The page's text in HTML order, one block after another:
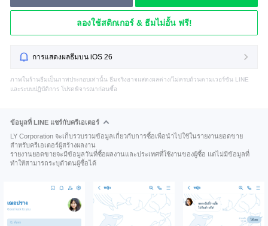
ลองใช้สติกเกอร์ & ธีมไม่อั้น ฟรี!
การแสดงผลธีมบน iOS 26
ภาพในร้านธีมเป็นภาพประกอบเท่านั้น ธีมจริงอาจแสดงผลต่าง/ไม่ครบถ้วนตามเวอร์ชัน LINE
และระบบปฏิบัติการ โปรดพิจารณาก่อนซื้อ
ข้อมูลที่ LINE แชร์กับครีเอเตอร์
LY Corporation จะเก็บรวบรวมข้อมูลเกี่ยวกับการซื้อเพื่อนำไปใช้ในรายงานยอดขาย
สำหรับครีเอเตอร์ผู้สร้างผลงาน
รายงานยอดขายจะมีข้อมูลวันที่ซื้อผลงานและประเทศที่ใช้งานของผู้ซื้อ แต่ไม่มีข้อมูลที่
ทำให้สามารถระบุตัวตนผู้ซื้อได้